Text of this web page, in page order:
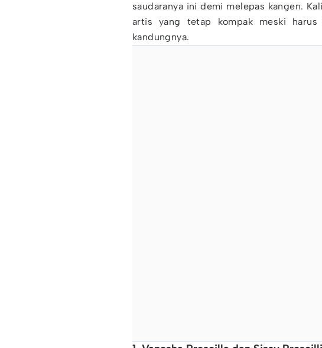
saudaranya ini demi melepas kangen.
artis yang tetap kompak meski harus
kandungnya.